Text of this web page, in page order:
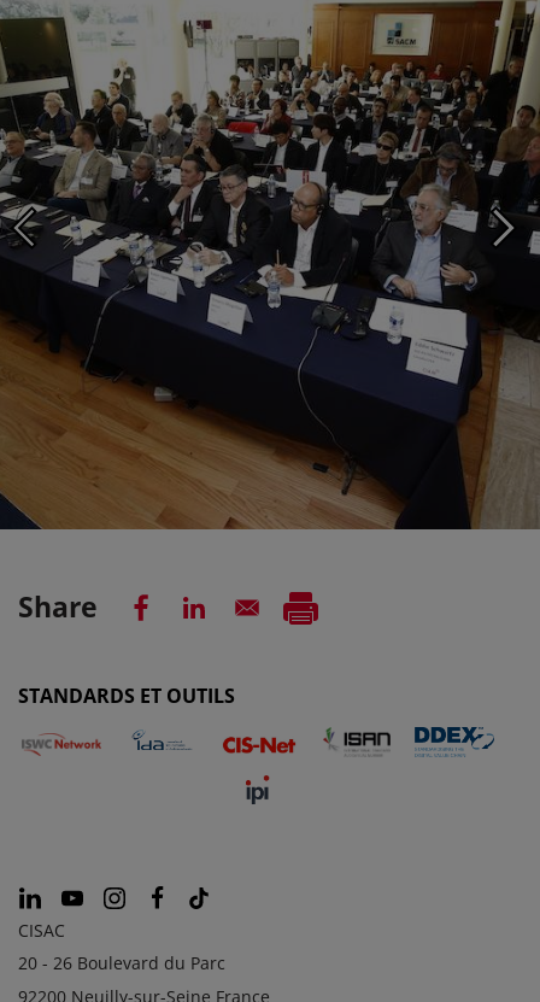
SACM hosted the 2018 CIAM general assembly, bringing together music
creators from over 30 countries to Mexico City.
Photo ©: CISAC
Share
STANDARDS ET OUTILS
CISAC
20 - 26 Boulevard du Parc
92200 Neuilly-sur-Seine France